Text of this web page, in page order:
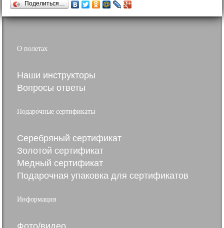
Поделиться…
О полетах
Наши инструкторы
Вопросы ответы
Подарочные сертификаты
Серебряный сертификат
Золотой сертификат
Медный сертификат
Подарочная упаковка для сертификатов
Информация
Фото/видео